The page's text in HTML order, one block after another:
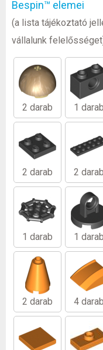
Bespin™ elemei
(a lista tájékoztató
vállalunk
2 darab 1 darab
2 darab 2 darab
1 darab 1 darab
2 darab 4 darab